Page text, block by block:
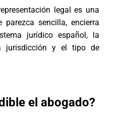
legal es una
sencilla, encierra
jurídico español, la
jurisdicción y el tipo de
el abogado?